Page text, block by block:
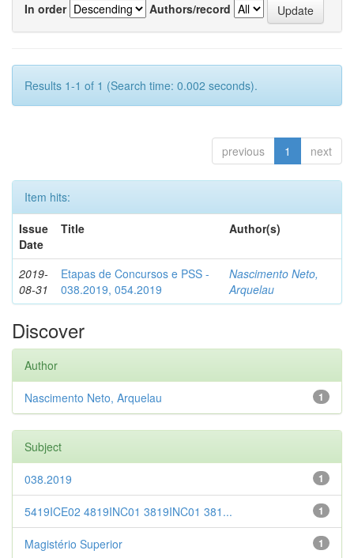
In order
Authors/record
Results 1-1 of 1 (Search time: 0.002 seconds).
previous 1 next
Item hits:
Issue
Date
Title Author(s)
2019-
08-31
Etapas de Concursos e PSS -
038.2019, 054.2019
Nascimento Neto,
Arquelau
Discover
Author
1
Nascimento Neto, Arquelau
Subject
1
038.2019
1
5419ICE02 4819INC01 3819INC01 381...
1
Magistério Superior